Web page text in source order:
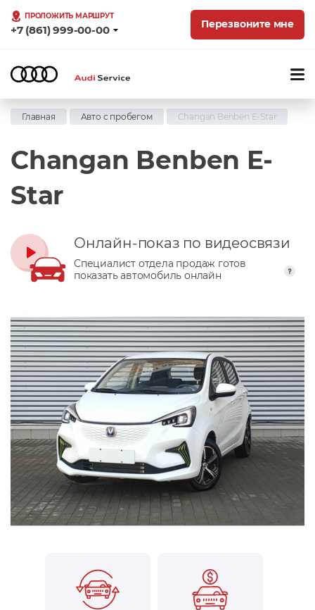
ПРОЛОЖИТЬ МАРШРУТ
+7 (861) 999-00-00 Перезвоните мне
Главная Авто с пробегом Changan Benben E-Star
Changan Benben E-
Star
Онлайн-показ по видеосвязи
Специалист отдела продаж готов
показать автомобиль онлайн